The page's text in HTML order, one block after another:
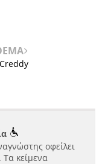
οφείλει
Τα κείμενα